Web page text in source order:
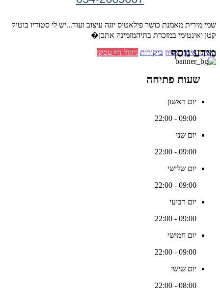
שמי מירית מאמנת כושר פילאטיס יוגה עיצוב ועוד...יש לי סטודיו בוטיק
קטן ואינטימי במזכרת בתיהמזמינה אתכן�
הזמינו אימון ניסיון ביקורות ניהול דף עסקי מידע נוסף
שעות פתיחה
יום ראשון
09:00 - 22:00
יום שני
09:00 - 22:00
יום שלישי
09:00 - 22:00
יום רביעי
09:00 - 22:00
יום חמישי
09:00 - 22:00
יום שישי
08:00 - 22:00